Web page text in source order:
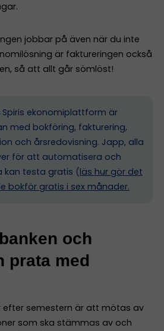
jobbar på även när du inte
är faktureringen också
så att allt går sömlöst!
Spiris ekonomiplattform är
med bokföring, fakturering,
och årsredovisning. Japp, alla
för att automatisera och
kan testa gratis (läs hur gör det
bokför gratis i sex månader.
och
prata med
efter semestern är att mötas av
som ska stämmas av och